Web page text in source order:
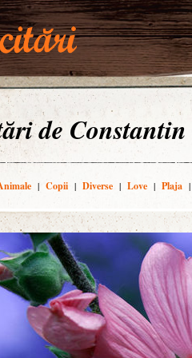
de
| Copii | Diverse | Love | Plaja |